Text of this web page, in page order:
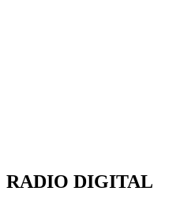
RADIO DIGITAL